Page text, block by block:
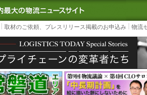
TODAY｜国内最大の物流ニュース
取材のご依頼、プレスリリース掲載のお申込み 物流